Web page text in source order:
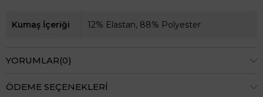
Kumaş İçeriği 12% Elastan, 88% Polyester
YORUMLAR(0)
ÖDEME SEÇENEKLERI